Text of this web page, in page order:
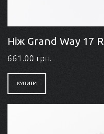
Ніж Grand Way 17 R
661.00 грн.
КУПИТИ